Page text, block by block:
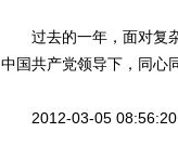
过去的一年，面对复杂
中国共产党领导下，同心
2012-03-05 08:56:20